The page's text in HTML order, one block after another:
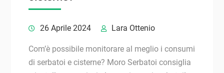
26 Aprile 2024 Lara Ottenio
Com’è possibile monitorare al meglio i consumi
di serbatoi e cisterne? Moro Serbatoi consiglia